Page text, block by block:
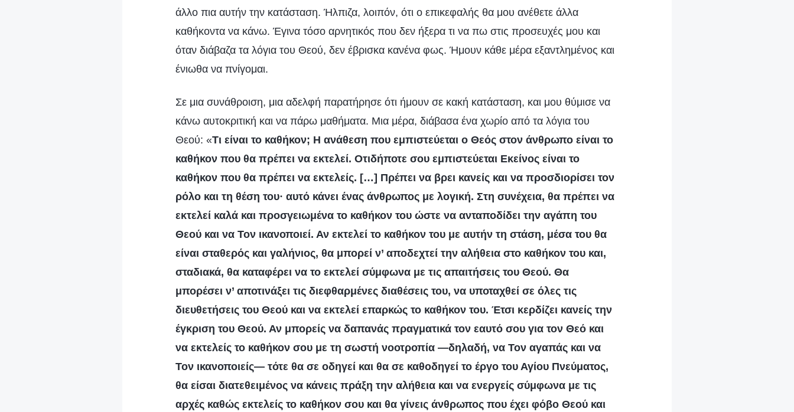
άλλο πια αυτήν την κατάσταση. Ήλπιζα, λοιπόν, ότι ο επικεφαλής θα μου ανέθετε άλλα
καθήκοντα να κάνω. Έγινα τόσο αρνητικός που δεν ήξερα τι να πω στις προσευχές μου και
όταν διάβαζα τα λόγια του Θεού, δεν έβρισκα κανένα φως. Ήμουν κάθε μέρα εξαντλημένος και
ένιωθα να πνίγομαι.
Σε μια συνάθροιση, μια αδελφή παρατήρησε ότι ήμουν σε κακή κατάσταση, και μου θύμισε να
κάνω αυτοκριτική και να πάρω μαθήματα. Μια μέρα, διάβασα ένα χωρίο από τα λόγια του
Θεού: «Τι είναι το καθήκον; Η ανάθεση που εμπιστεύεται ο Θεός στον άνθρωπο είναι το
καθήκον που θα πρέπει να εκτελεί. Οτιδήποτε σου εμπιστεύεται Εκείνος είναι το
καθήκον που θα πρέπει να εκτελείς. […] Πρέπει να βρει κανείς και να προσδιορίσει τον
ρόλο και τη θέση του· αυτό κάνει ένας άνθρωπος με λογική. Στη συνέχεια, θα πρέπει να
εκτελεί καλά και προσγειωμένα το καθήκον του ώστε να ανταποδίδει την αγάπη του
Θεού και να Τον ικανοποιεί. Αν εκτελεί το καθήκον του με αυτήν τη στάση, μέσα του θα
είναι σταθερός και γαλήνιος, θα μπορεί ν’ αποδεχτεί την αλήθεια στο καθήκον του και,
σταδιακά, θα καταφέρει να το εκτελεί σύμφωνα με τις απαιτήσεις του Θεού. Θα
μπορέσει ν’ αποτινάξει τις διεφθαρμένες διαθέσεις του, να υποταχθεί σε όλες τις
διευθετήσεις του Θεού και να εκτελεί επαρκώς το καθήκον του. Έτσι κερδίζει κανείς την
έγκριση του Θεού. Αν μπορείς να δαπανάς πραγματικά τον εαυτό σου για τον Θεό και
να εκτελείς το καθήκον σου με τη σωστή νοοτροπία —δηλαδή, να Τον αγαπάς και να
Τον ικανοποιείς— τότε θα σε οδηγεί και θα σε καθοδηγεί το έργο του Αγίου Πνεύματος,
θα είσαι διατεθειμένος να κάνεις πράξη την αλήθεια και να ενεργείς σύμφωνα με τις
αρχές καθώς εκτελείς το καθήκον σου και θα γίνεις άνθρωπος που έχει φόβο Θεού και